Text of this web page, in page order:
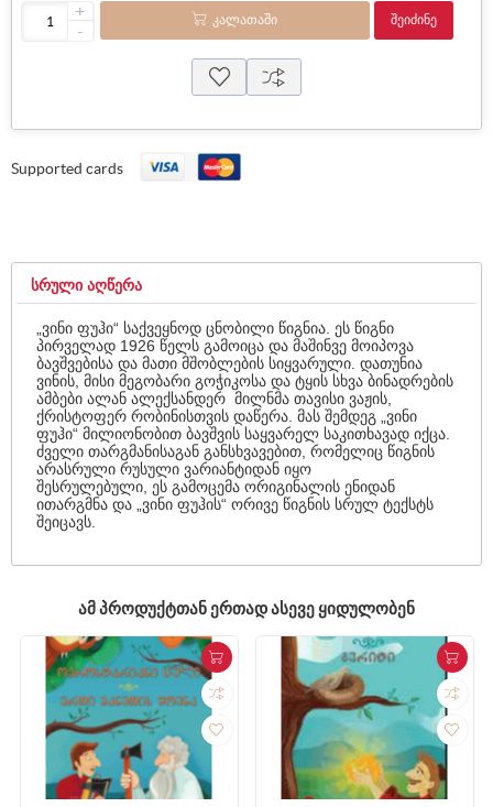
+
-
ᲙᲐᲚᲐᲗᲐᲨᲘ ᲨᲔᲘᲫᲘᲜᲔ
Supported cards
ᲡᲠᲣᲚᲘ ᲐᲦᲬᲔᲠᲐ
„ვინი ფუჰი“ საქვეყნოდ ცნობილი წიგნია. ეს წიგნი
პირველად 1926 წელს გამოიცა და მაშინვე მოიპოვა
ბავშვებისა და მათი მშობლების სიყვარული. დათუნია
ვინის, მისი მეგობარი გოჭიკოსა და ტყის სხვა ბინადრების
ამბები ალან ალექსანდერ მილნმა თავისი ვაჟის,
ქრისტოფერ რობინისთვის დაწერა. მას შემდეგ „ვინი
ფუჰი“ მილიონობით ბავშვის საყვარელ საკითხავად იქცა.
ძველი თარგმანისაგან განსხვავებით, რომელიც წიგნის
არასრული რუსული ვარიანტიდან იყო
შესრულებული, ეს გამოცემა ორიგინალის ენიდან
ითარგმნა და „ვინი ფუჰის“ ორივე წიგნის სრულ ტექსტს
შეიცავს.
ᲐᲛ ᲞᲠᲝᲓᲣᲥᲢᲗᲐᲜ ᲔᲠᲗᲐᲓ ᲐᲡᲔᲕᲔ ᲧᲘᲓᲣᲚᲝᲑᲔᲜ